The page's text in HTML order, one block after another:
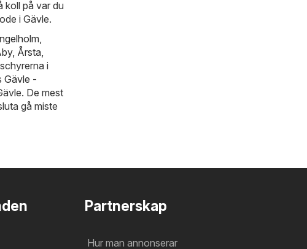
koll på var du
i Gävle.
, Årsta
i
Gävle -
De mest
gå miste
Partnerskap
Hur man annonserar